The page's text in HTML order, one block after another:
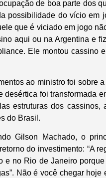
de boa parte dos
possibilidade do vício em
que é viciado em jogo
aqui ou na Argentina e
Ele montou cassino
ao ministro foi sobre
desértica foi transformada
estruturas dos
do Brasil.
Gilson Machado, o
do investimento: “A
e no Rio de Janeiro
Não é você chegar